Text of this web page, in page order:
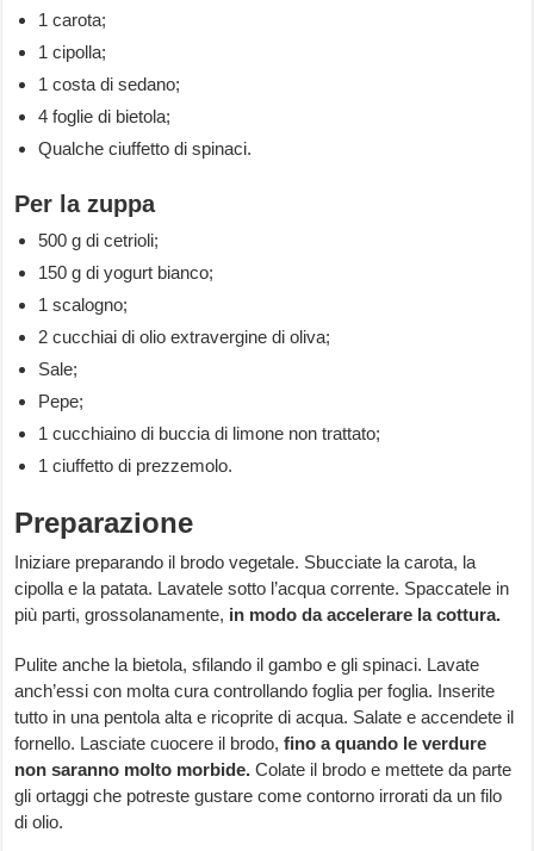
1 carota;
1 cipolla;
1 costa di sedano;
4 foglie di bietola;
Qualche ciuffetto di spinaci.
Per la zuppa
500 g di cetrioli;
150 g di yogurt bianco;
1 scalogno;
2 cucchiai di olio extravergine di oliva;
Sale;
Pepe;
1 cucchiaino di buccia di limone non trattato;
1 ciuffetto di prezzemolo.
Preparazione
Iniziare preparando il brodo vegetale. Sbucciate la carota, la
cipolla e la patata. Lavatele sotto l’acqua corrente. Spaccatele in
più parti, grossolanamente, in modo da accelerare la cottura.
Pulite anche la bietola, sfilando il gambo e gli spinaci. Lavate
anch’essi con molta cura controllando foglia per foglia. Inserite
tutto in una pentola alta e ricoprite di acqua. Salate e accendete il
fornello. Lasciate cuocere il brodo, fino a quando le verdure
non saranno molto morbide. Colate il brodo e mettete da parte
gli ortaggi che potreste gustare come contorno irrorati da un filo
di olio.